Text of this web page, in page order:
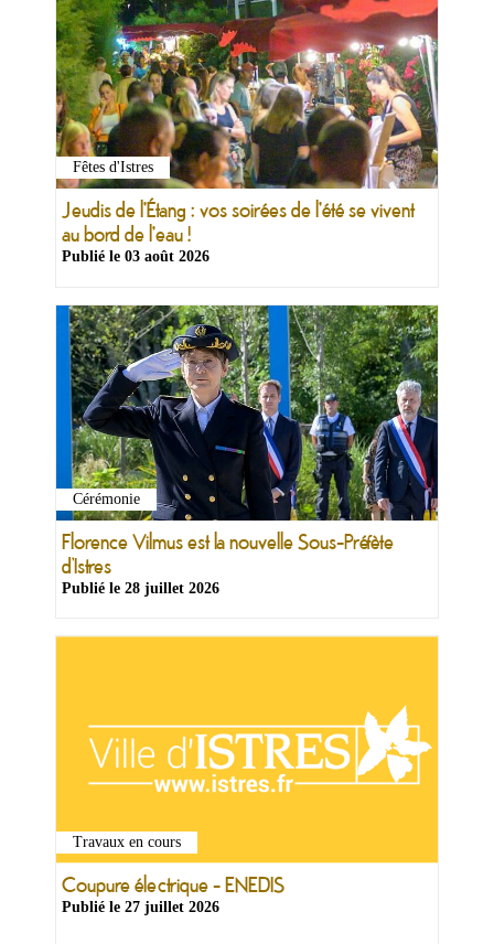
Fêtes d'Istres
Jeudis de l'Étang : vos soirées de l'été se vivent
au bord de l'eau !
Publié le 03 août 2026
Cérémonie
Florence Vilmus est la nouvelle Sous-Préfète
d’Istres
Publié le 28 juillet 2026
Travaux en cours
Coupure électrique - ENEDIS
Publié le 27 juillet 2026